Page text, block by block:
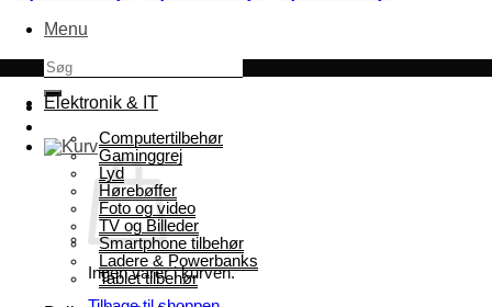
Menu
Søg
efter:
Ingen varer i kurven.
Elektronik & IT
Computertilbehør
Gaminggrej
Lyd
Hørebøffer
Foto og video
TV og Billeder
Smartphone tilbehør
Ladere & Powerbanks
Tablet tilbehør